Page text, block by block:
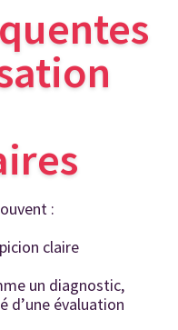
:
claire
un diagnostic,
d’une évaluation